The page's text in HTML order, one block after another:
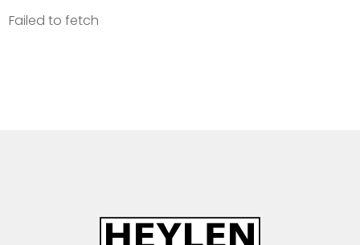
Failed to fetch